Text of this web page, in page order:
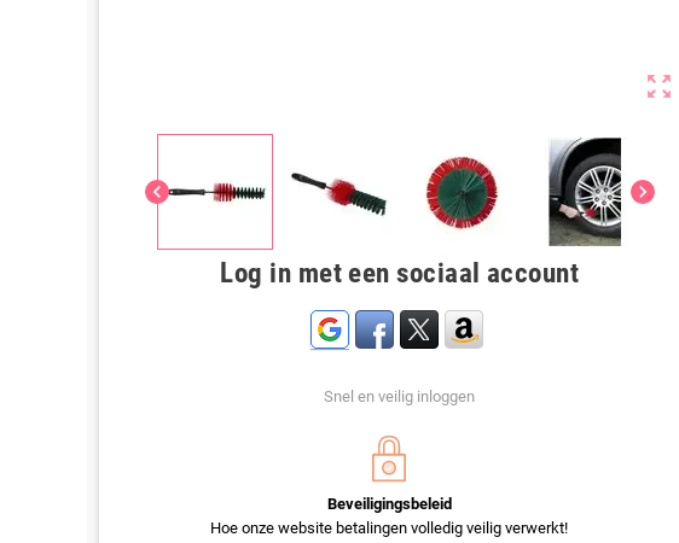
zoom_out_map
chevron_left chevron_right
Log in met een sociaal account
Snel en veilig inloggen
Beveiligingsbeleid
Hoe onze website betalingen volledig veilig verwerkt!